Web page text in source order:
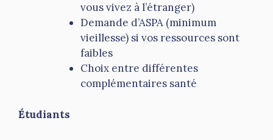
vous vivez à l’étranger)
Demande d’ASPA (minimum
vieillesse) si vos ressources sont
faibles
Choix entre différentes
complémentaires santé
Étudiants